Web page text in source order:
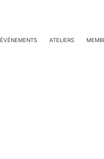
ÉVÉNEMENTS ATELIERS